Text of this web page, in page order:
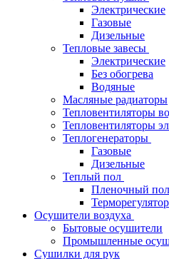
Электрические
Газовые
Дизельные
Тепловые завесы
Электрические
Без обогрева
Водяные
Масляные радиаторы
Тепловентиляторы
Тепловентиляторы
Теплогенераторы
Газовые
Дизельные
Теплый пол
Пленочный пол
Терморегулятор
Осушители воздуха
Бытовые осушители
Промышленные
Сушилки для рук